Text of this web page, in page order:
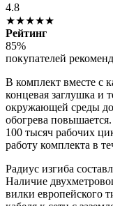
4.8
★★★★★
Рейтинг
85%
покупателей
В комплект вместе с
концевая заглушка и
окружающей среды
обогрева
100 тысяч рабочих
работу комплекта в
Радиус изгиба
Наличие
вилки европейского